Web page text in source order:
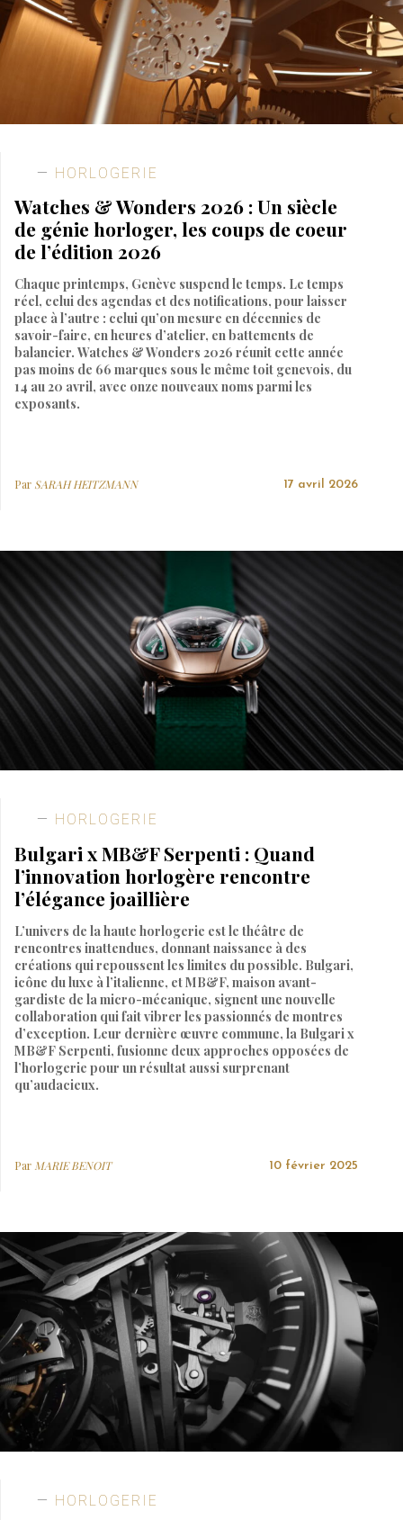
HORLOGERIE
Watches & Wonders 2026 : Un siècle
de génie horloger, les coups de coeur
de l’édition 2026
Chaque printemps, Genève suspend le temps. Le temps
réel, celui des agendas et des notifications, pour laisser
place à l’autre : celui qu’on mesure en décennies de
savoir-faire, en heures d’atelier, en battements de
balancier. Watches & Wonders 2026 réunit cette année
pas moins de 66 marques sous le même toit genevois, du
14 au 20 avril, avec onze nouveaux noms parmi les
exposants.
Par SARAH HEITZMANN 17 avril 2026
HORLOGERIE
Bulgari x MB&F Serpenti : Quand
l’innovation horlogère rencontre
l’élégance joaillière
L’univers de la haute horlogerie est le théâtre de
rencontres inattendues, donnant naissance à des
créations qui repoussent les limites du possible. Bulgari,
icône du luxe à l’italienne, et MB&F, maison avant-
gardiste de la micro-mécanique, signent une nouvelle
collaboration qui fait vibrer les passionnés de montres
d’exception. Leur dernière œuvre commune, la Bulgari x
MB&F Serpenti, fusionne deux approches opposées de
l’horlogerie pour un résultat aussi surprenant
qu’audacieux.
Par MARIE BENOIT 10 février 2025
HORLOGERIE